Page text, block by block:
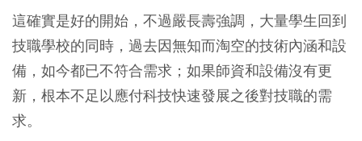
這確實是好的開始，不過嚴長壽強調，大量學生回到
技職學校的同時，過去因無知而淘空的技術內涵和設
備，如今都已不符合需求；如果師資和設備沒有更
新，根本不足以應付科技快速發展之後對技職的需
求。